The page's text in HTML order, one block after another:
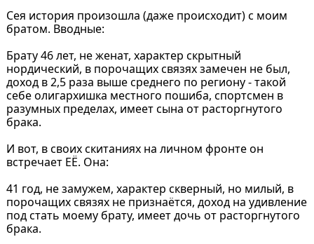
Сея история произошла (даже происходит) с моим
братом. Вводные:
Брату 46 лет, не женат, характер скрытный
нордический, в порочащих связях замечен не был,
доход в 2,5 раза выше среднего по региону - такой
себе олигархишка местного пошиба, спортсмен в
разумных пределах, имеет сына от расторгнутого
брака.
И вот, в своих скитаниях на личном фронте он
встречает ЕË. Она:
41 год, не замужем, характер скверный, но милый, в
порочащих связях не признаëтся, доход на удивление
под стать моему брату, имеет дочь от расторгнутого
брака.